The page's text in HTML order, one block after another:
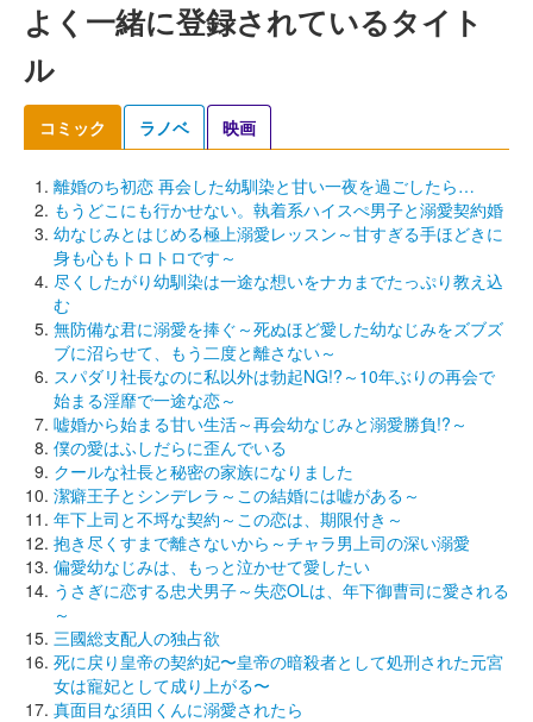
よく一緒に登録されているタイト
ル
コミック ラノベ 映画
離婚のち初恋 再会した幼馴染と甘い一夜を過ごしたら…
もうどこにも行かせない。執着系ハイスぺ男子と溺愛契約婚
幼なじみとはじめる極上溺愛レッスン～甘すぎる手ほどきに
身も心もトロトロです～
尽くしたがり幼馴染は一途な想いをナカまでたっぷり教え込
む
無防備な君に溺愛を捧ぐ～死ぬほど愛した幼なじみをズブズ
ブに沼らせて、もう二度と離さない～
スパダリ社長なのに私以外は勃起NG!?～10年ぶりの再会で
始まる淫靡で一途な恋～
嘘婚から始まる甘い生活～再会幼なじみと溺愛勝負!?～
僕の愛はふしだらに歪んでいる
クールな社長と秘密の家族になりました
潔癖王子とシンデレラ～この結婚には嘘がある～
年下上司と不埒な契約～この恋は、期限付き～
抱き尽くすまで離さないから～チャラ男上司の深い溺愛
偏愛幼なじみは、もっと泣かせて愛したい
うさぎに恋する忠犬男子～失恋OLは、年下御曹司に愛される
～
三國総支配人の独占欲
死に戻り皇帝の契約妃〜皇帝の暗殺者として処刑された元宮
女は寵妃として成り上がる〜
真面目な須田くんに溺愛されたら